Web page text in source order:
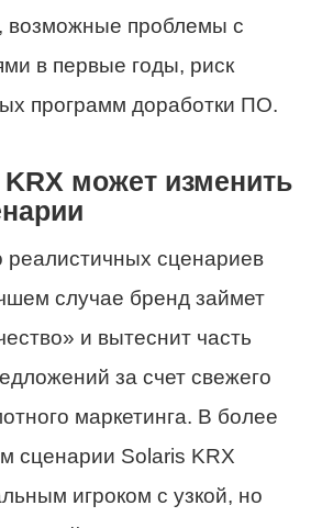
возможные проблемы с
в первые годы, риск
программ доработки ПО.
может изменить
реалистичных сценариев
случае бренд займет
и вытеснит часть
за счет свежего
маркетинга. В более
сценарии Solaris KRX
игроком с узкой, но